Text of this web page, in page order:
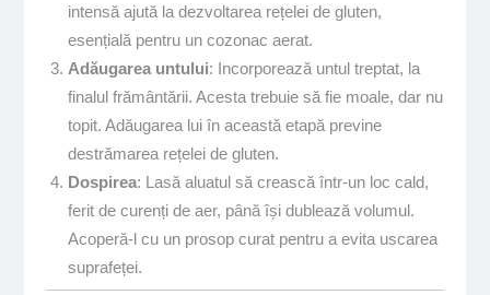
intensă ajută la dezvoltarea rețelei de gluten,
esențială pentru un cozonac aerat.
Adăugarea untului: Incorporează untul treptat, la
finalul frământării. Acesta trebuie să fie moale, dar nu
topit. Adăugarea lui în această etapă previne
destrămarea rețelei de gluten.
Dospirea: Lasă aluatul să crească într-un loc cald,
ferit de curenți de aer, până își dublează volumul.
Acoperă-l cu un prosop curat pentru a evita uscarea
suprafeței.